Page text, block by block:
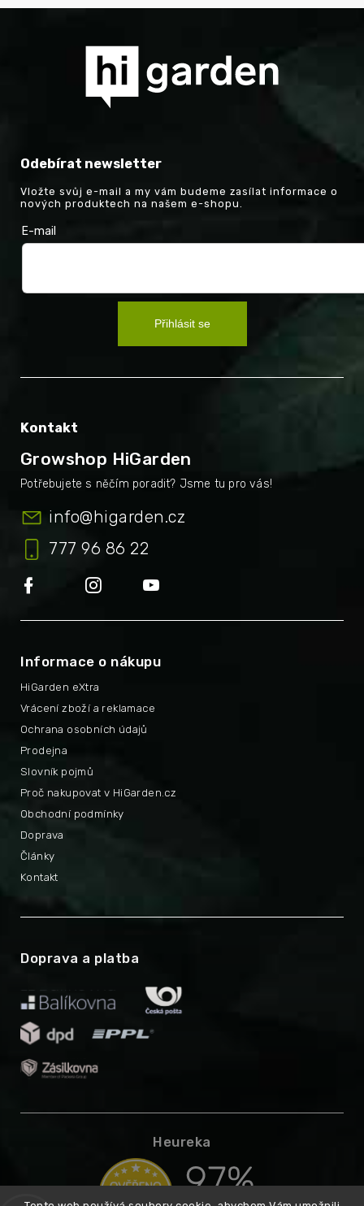
Odebírat newsletter
Vložte svůj e-mail a my vám budeme zasílat informace o
nových produktech na našem e-shopu.
E-mail
Přihlásit se
Kontakt
Growshop HiGarden
info@higarden.cz
777 96 86 22
Informace o nákupu
HiGarden eXtra
Proč nakupovat v HiGarden.cz
Vrácení zboží a reklamace
Obchodní podmínky
Ochrana osobních údajů
Doprava
Prodejna
Články
Slovník pojmů
Kontakt
Doprava a platba
Heureka